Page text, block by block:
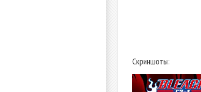
Скриншоты: